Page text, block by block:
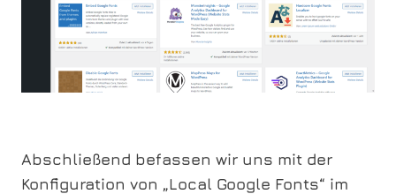
Abschließend befassen wir uns mit der
Konfiguration von „Local Google Fonts“ im